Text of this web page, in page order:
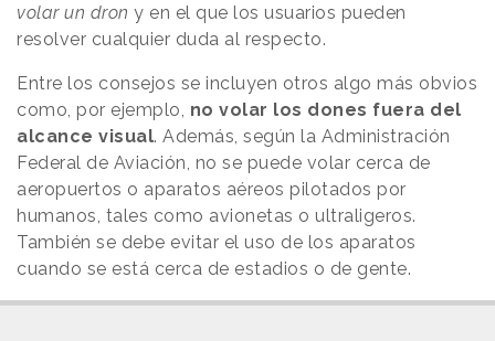
volar un dron y en el que los usuarios pueden
resolver cualquier duda al respecto.
Entre los consejos se incluyen otros algo más obvios
como, por ejemplo, no volar los dones fuera del
alcance visual. Además, según la Administración
Federal de Aviación, no se puede volar cerca de
aeropuertos o aparatos aéreos pilotados por
humanos, tales como avionetas o ultraligeros.
También se debe evitar el uso de los aparatos
cuando se está cerca de estadios o de gente.